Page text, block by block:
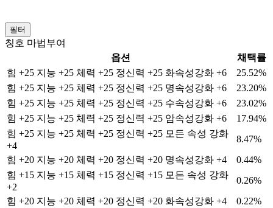
필터
칭호 마법부여
옵션
채택률
힘 +25 지능 +25 체력 +25 정신력 +25 화속성강화 +6
25.52%
힘 +25 지능 +25 체력 +25 정신력 +25 명속성강화 +6
23.20%
힘 +25 지능 +25 체력 +25 정신력 +25 수속성강화 +6
23.02%
힘 +25 지능 +25 체력 +25 정신력 +25 암속성강화 +6
17.94%
힘 +25 지능 +25 체력 +25 정신력 +25 모든 속성 강화
+4
8.47%
힘 +20 지능 +20 체력 +20 정신력 +20 명속성강화 +4
0.44%
힘 +15 지능 +15 체력 +15 정신력 +15 모든 속성 강화
+2
0.26%
힘 +20 지능 +20 체력 +20 정신력 +20 화속성강화 +4
0.22%